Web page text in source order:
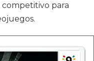
para